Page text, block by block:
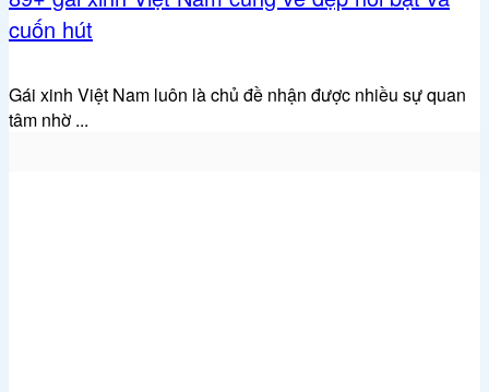
cuốn hút
Gái xinh Việt Nam luôn là chủ đề nhận được nhiều sự quan
tâm nhờ ...